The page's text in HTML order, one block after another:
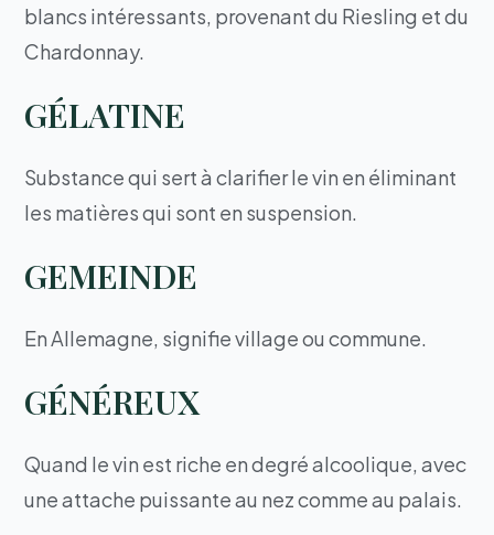
blancs intéressants, provenant du Riesling et du
Chardonnay.
GÉLATINE
Substance qui sert à clarifier le vin en éliminant
les matières qui sont en suspension.
GEMEINDE
En Allemagne, signifie village ou commune.
GÉNÉREUX
Quand le vin est riche en degré alcoolique, avec
une attache puissante au nez comme au palais.